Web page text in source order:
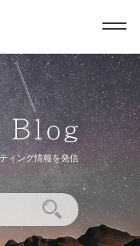
ィング情報を発信